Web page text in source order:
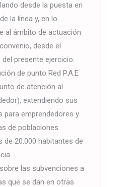
desde la puesta en
la línea y, en lo
al ámbito de actuación
desde el
del presente ejercicio.
de punto Red P.A.E
de atención al
extendiendo sus
para emprendedores y
de poblaciones
de 20.000 habitantes de
las subvenciones a
que se dan en otras